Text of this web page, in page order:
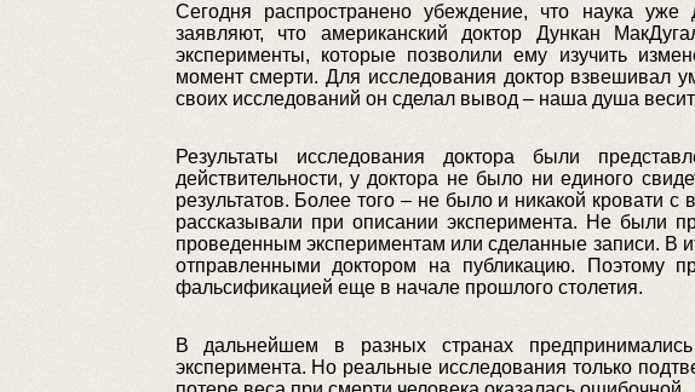
Сегодня распространено убеждение, что наука
заявляют, что американский доктор Дункан
эксперименты, которые позволили ему изучить
момент смерти. Для исследования доктор взвешивал
своих исследований он сделал вывод – наша душа
Результаты исследования доктора были
действительности, у доктора не было ни единого
результатов. Более того – не было и никакой кровати
рассказывали при описании эксперимента. Не были
проведенным экспериментам или сделанные записи. В
отправленными доктором на публикацию. Поэтому
фальсификацией еще в начале прошлого столетия.
В дальнейшем в разных странах
эксперимента. Но реальные исследования только